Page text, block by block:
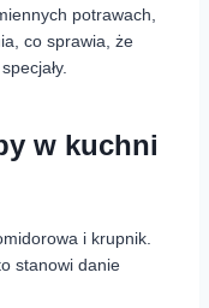
potrawach,
co sprawia, że
w kuchni
i krupnik.
stanowi danie